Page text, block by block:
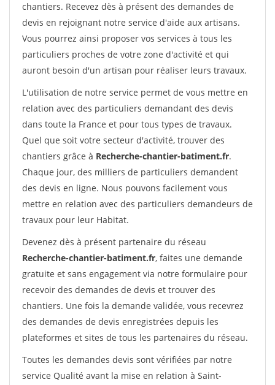
chantiers. Recevez dès à présent des demandes de
devis en rejoignant notre service d'aide aux artisans.
Vous pourrez ainsi proposer vos services à tous les
particuliers proches de votre zone d'activité et qui
auront besoin d'un artisan pour réaliser leurs travaux.
L'utilisation de notre service permet de vous mettre en
relation avec des particuliers demandant des devis
dans toute la France et pour tous types de travaux.
Quel que soit votre secteur d'activité, trouver des
chantiers grâce à Recherche-chantier-batiment.fr.
Chaque jour, des milliers de particuliers demandent
des devis en ligne. Nous pouvons facilement vous
mettre en relation avec des particuliers demandeurs de
travaux pour leur Habitat.
Devenez dès à présent partenaire du réseau
Recherche-chantier-batiment.fr, faites une demande
gratuite et sans engagement via notre formulaire pour
recevoir des demandes de devis et trouver des
chantiers. Une fois la demande validée, vous recevrez
des demandes de devis enregistrées depuis les
plateformes et sites de tous les partenaires du réseau.
Toutes les demandes devis sont vérifiées par notre
service Qualité avant la mise en relation à Saint-